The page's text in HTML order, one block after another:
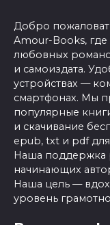
Добро
Amour-Books,
любовных
и самоиздата.
устройствах —
смартфонах. Мы
популярные
и скачивание
epub, txt и pdf
Наша поддержка
начинающих
Наша цель —
уровень